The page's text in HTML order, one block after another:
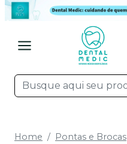
Home Pontas e Brocas